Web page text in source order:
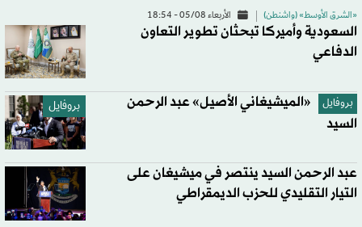
«الشرق الأوسط» (واشنطن) الأربعاء 05/08 - 18:54
السعودية وأميركا تبحثان تطوير التعاون
الدفاعي
بروفايل بروفايل
«الميشيغاني الأصيل» عبد الرحمن
السيد
عبد الرحمن السيد ينتصر في ميشيغان على
التيار التقليدي للحزب الديمقراطي